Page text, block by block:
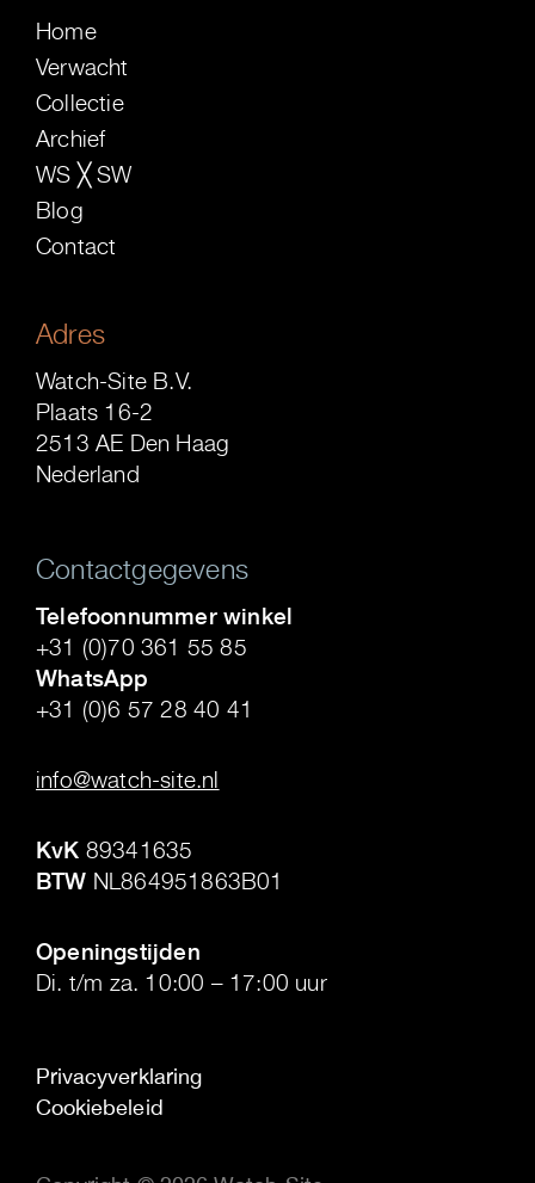
Home
Verwacht
Collectie
Archief
WS ╳ SW
Blog
Contact
Adres
Watch-Site B.V.
Plaats 16-2
2513 AE Den Haag
Nederland
Contactgegevens
Telefoonnummer winkel
+31 (0)70 361 55 85
WhatsApp
+31 (0)6 57 28 40 41
info@watch-site.nl
KvK 89341635
BTW NL864951863B01
Openingstijden
Di. t/m za. 10:00 – 17:00 uur
Privacyverklaring
Cookiebeleid